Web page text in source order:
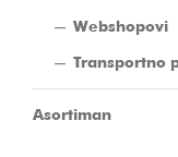
Webshopovi
Transportno
Asortiman